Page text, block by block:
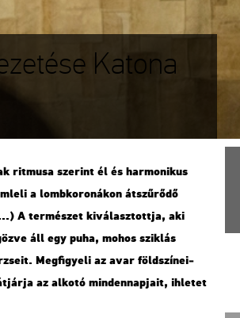
Katona
rit­mu­sa sze­rint él és har­mo­ni­kus
a lomb­ko­ro­ná­kon át­szű­rő­dő
A ter­mé­szet ki­vá­lasz­tott­ja, aki
áll egy puha, mohos szik­lás
Meg­fi­gye­li az avar föld­szí­ne­i­
az al­ko­tó min­den­nap­ja­it, ih­le­tet